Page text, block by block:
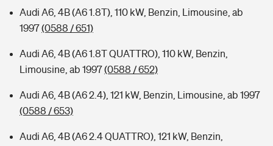
Audi A6, 4B (A6 1.8T), 110 kW, Benzin, Limousine, ab
1997(0588 / 651)
Audi A6, 4B (A6 1.8T QUATTRO), 110 kW, Benzin,
Limousine, ab 1997(0588 / 652)
Audi A6, 4B (A6 2.4), 121 kW, Benzin, Limousine, ab 1997
(0588 / 653)
Audi A6, 4B (A6 2.4 QUATTRO), 121 kW, Benzin,